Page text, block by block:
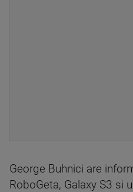
George Buhnici are
RoboGeta, Galaxy S3 si